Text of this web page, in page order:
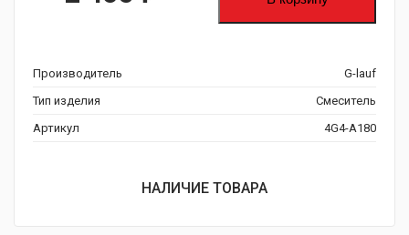
Производитель
G-lauf
Тип изделия
Смеситель
Артикул
4G4-A180
НАЛИЧИЕ ТОВАРА